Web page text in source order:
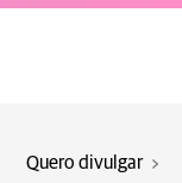
Quero divulgar